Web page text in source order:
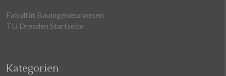
Fakultät Bauingenieurwesen
TU Dresden Startseite
Kategorien